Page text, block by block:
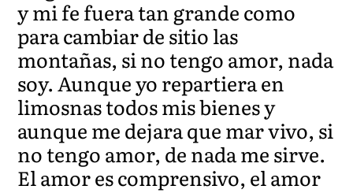
y mi fe fuera tan grande como
para cambiar de sitio las
montañas, si no tengo amor, nada
soy. Aunque yo repartiera en
limosnas todos mis bienes y
aunque me dejara que mar vivo, si
no tengo amor, de nada me sirve.
El amor es comprensivo, el amor